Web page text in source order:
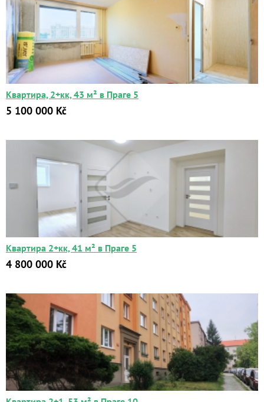
Квартира, 2+кк, 43 м² в Праге 5
5 100 000 Kč
Квартира 2+кк, 41 м² в Праге 5
4 800 000 Kč